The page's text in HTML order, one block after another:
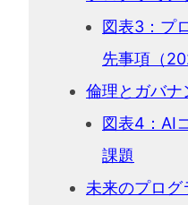
図表3：プ
先事項（
倫理とガバナ
図表4：AI
課題
未来のプロ